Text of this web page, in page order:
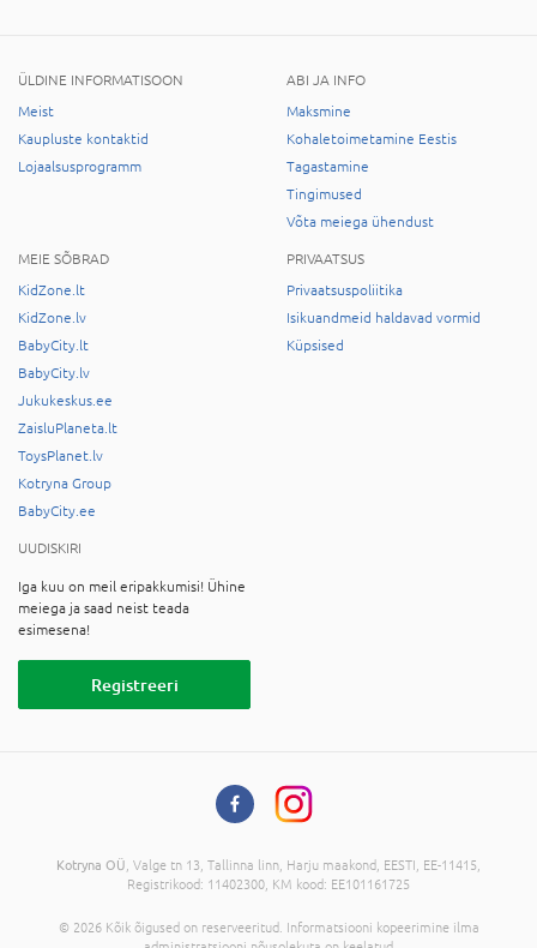
ÜLDINE INFORMATISOON
Meist
Kaupluste kontaktid
Lojaalsusprogramm
ABI JA INFO
Maksmine
Kohaletoimetamine Eestis
Tagastamine
Tingimused
Võta meiega ühendust
MEIE SÕBRAD
KidZone.lt
KidZone.lv
BabyCity.lt
BabyCity.lv
Jukukeskus.ee
ZaisluPlaneta.lt
ToysPlanet.lv
Kotryna Group
BabyCity.ee
PRIVAATSUS
Privaatsuspoliitika
Isikuandmeid haldavad vormid
Küpsised
UUDISKIRI
Iga kuu on meil eripakkumisi! Ühine
meiega ja saad neist teada
esimesena!
Registreeri
Kotryna OÜ , Valge tn 13, Tallinna linn, Harju maakond, EESTI, EE-11415,
Registrikood: 11402300, KM kood: EE101161725
© 2026 Kõik õigused on reserveeritud. Informatsiooni kopeerimine ilma